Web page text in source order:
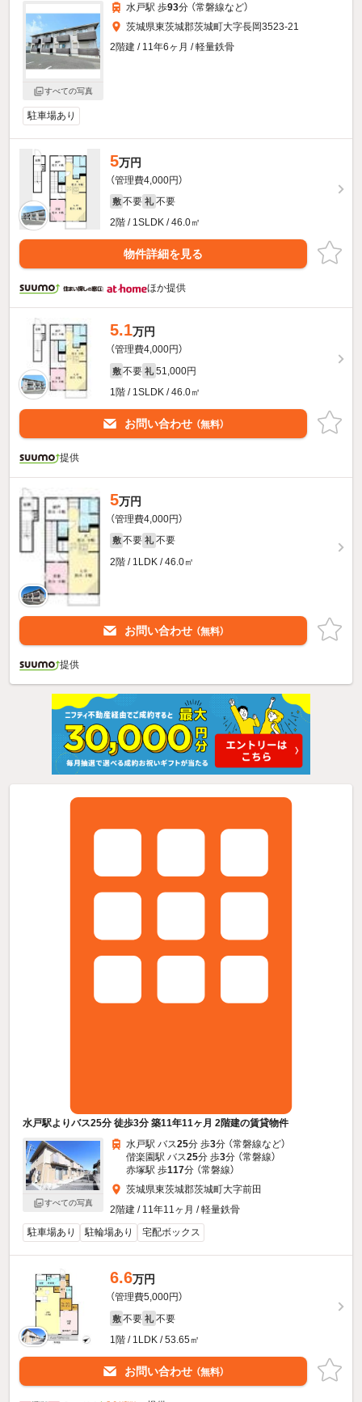
すべての写真
水戸駅 歩93分 （常磐線など）
茨城県東茨城郡茨城町大字長岡3523-21
2階建 / 11年6ヶ月 / 軽量鉄骨
駐車場あり
5万円
（管理費4,000円）
敷 不要 礼 不要
2階 / 1SLDK / 46.0㎡
物件詳細を見る
ほか提供
5.1万円
（管理費4,000円）
敷 不要 礼 51,000円
1階 / 1SLDK / 46.0㎡
お問い合わせ （無料）
提供
5万円
（管理費4,000円）
敷 不要 礼 不要
2階 / 1LDK / 46.0㎡
お問い合わせ （無料）
提供
水戸駅よりバス25分 徒歩3分 築11年11ヶ月 2階建の賃貸物件
すべての写真
水戸駅 バス25分 歩3分 （常磐線など）
偕楽園駅 バス25分 歩3分 （常磐線）
赤塚駅 歩117分 （常磐線）
茨城県東茨城郡茨城町大字前田
2階建 / 11年11ヶ月 / 軽量鉄骨
駐車場あり
駐輪場あり 宅配ボックス
6.6万円
（管理費5,000円）
敷 不要 礼 不要
1階 / 1LDK / 53.65㎡
お問い合わせ （無料）